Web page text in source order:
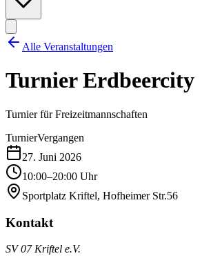
Alle Veranstaltungen
Turnier Erdbeercity
Turnier für Freizeitmannschaften
TurnierVergangen
27. Juni 2026
10:00–20:00 Uhr
Sportplatz Kriftel, Hofheimer Str.56
Kontakt
SV 07 Kriftel e.V.